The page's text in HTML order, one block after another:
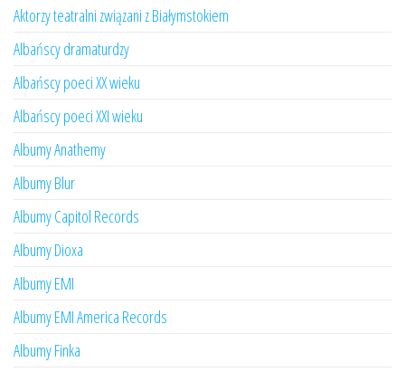
Aktorzy teatralni związani z Białymstokiem
Albańscy dramaturdzy
Albańscy poeci XX wieku
Albańscy poeci XXI wieku
Albumy Anathemy
Albumy Blur
Albumy Capitol Records
Albumy Dioxa
Albumy EMI
Albumy EMI America Records
Albumy Finka